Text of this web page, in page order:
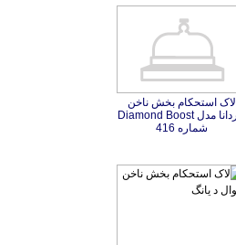
لاک استحکام بخش ناخن
جردانا مدل Diamond Boost
شماره 416